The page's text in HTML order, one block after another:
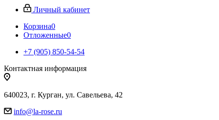
Личный кабинет
Корзина0
Отложенные0
+7 (905) 850-54-54
Контактная информация
640023, г. Курган, ул. Савельева, 42
info@la-rose.ru